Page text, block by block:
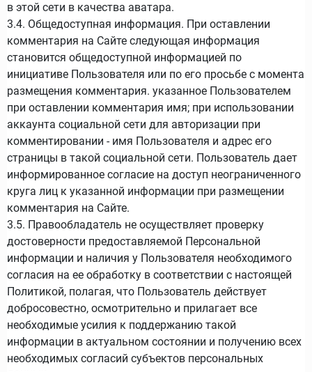
в этой сети в качества аватара.
3.4. Общедоступная информация. При оставлении
комментария на Сайте следующая информация
становится общедоступной информацией по
инициативе Пользователя или по его просьбе с момента
размещения комментария. указанное Пользователем
при оставлении комментария имя; при использовании
аккаунта социальной сети для авторизации при
комментировании - имя Пользователя и адрес его
страницы в такой социальной сети. Пользователь дает
информированное согласие на доступ неограниченного
круга лиц к указанной информации при размещении
комментария на Сайте.
3.5. Правообладатель не осуществляет проверку
достоверности предоставляемой Персональной
информации и наличия у Пользователя необходимого
согласия на ее обработку в соответствии с настоящей
Политикой, полагая, что Пользователь действует
добросовестно, осмотрительно и прилагает все
необходимые усилия к поддержанию такой
информации в актуальном состоянии и получению всех
необходимых согласий субъектов персональных